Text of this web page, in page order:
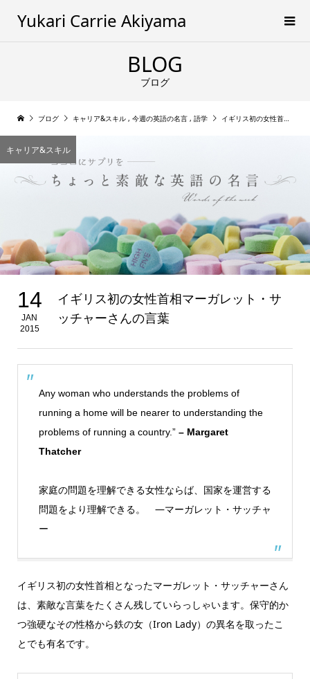
Yukari Carrie Akiyama
BLOG
ブログ
ブログ キャリア&スキル , 今週の英語の名言 , 語学 イギリス初の女性首相マーガレット・サッチャーさんの言葉
キャリア&スキル
14
JAN
2015
イギリス初の女性首相マーガレット・サ
ッチャーさんの言葉
Any woman who understands the problems of
running a home will be nearer to understanding the
problems of running a country.” – Margaret
Thatcher
家庭の問題を理解できる女性ならば、国家を運営する
問題をより理解できる。 ―マーガレット・サッチャ
ー
イギリス初の女性首相となったマーガレット・サッチャーさん
は、素敵な言葉をたくさん残していらっしゃいます。保守的か
つ強硬なその性格から鉄の女（Iron Lady）の異名を取ったこ
とでも有名です。